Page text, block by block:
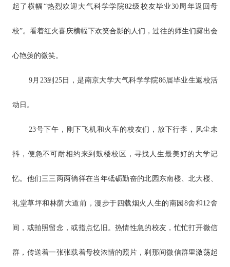
起了横幅“热烈欢迎大气科学学院82级校友毕业30周年返回母
校”。看着红火喜庆横幅下欢笑合影的人们，过往的师生们露出会
心艳羡的微笑。
9月23到25日，是南京大学大气科学学院86届毕业生返校活
动日。
23号下午，刚下飞机和火车的校友们，放下行李，风尘未
抖，便急不可耐相约来到鼓楼校区，寻找人生最美好的大学记
忆。他们三三两两徜徉在当年砥砺勤奋的北园东南楼、北大楼、
礼堂草坪和林荫大道前，漫步于四载烟火人生的南园8舍和12舍
间，或拍照留念，或指点忆旧。热情性急的校友，忙忙打开微信
群，传送着一张张载着母校浓情的照片，刹那间微信群里激荡起